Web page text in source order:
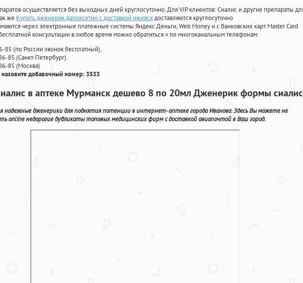
осуществляется без выходных дней круглосуточно. Для VIP клиентов: Сиалис и другие препараты
же Купить дженерик дапоксетин с доставкой ижевскдоставляются круглосуточно
через электронные платежные системы Яндекс Деньги, Web Money и с банковских карт Master Card
консультации в любое время можно обратиться» по многоканальным телефонам:
85 (по России звонок бесплатный),
85 (Санкт-Петербург)
85 (Москва)
назовите добавочный номер: 3533
в аптеке Мурманск дешево 8 по 20мл Дженерик формы сиалис
надежные дженерики для поднятия потенции в интернет- аптеке города Иванова. Здесь Вы можете не
online недорогие дубликаты топовых медицинских фирм с доставкой авиапочтой в Ваш город.